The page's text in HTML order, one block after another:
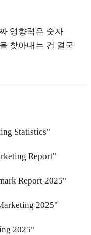
영향력은 숫자
찾아내는 건 결국
Statistics"
Report"
Report 2025"
2025"
2025"